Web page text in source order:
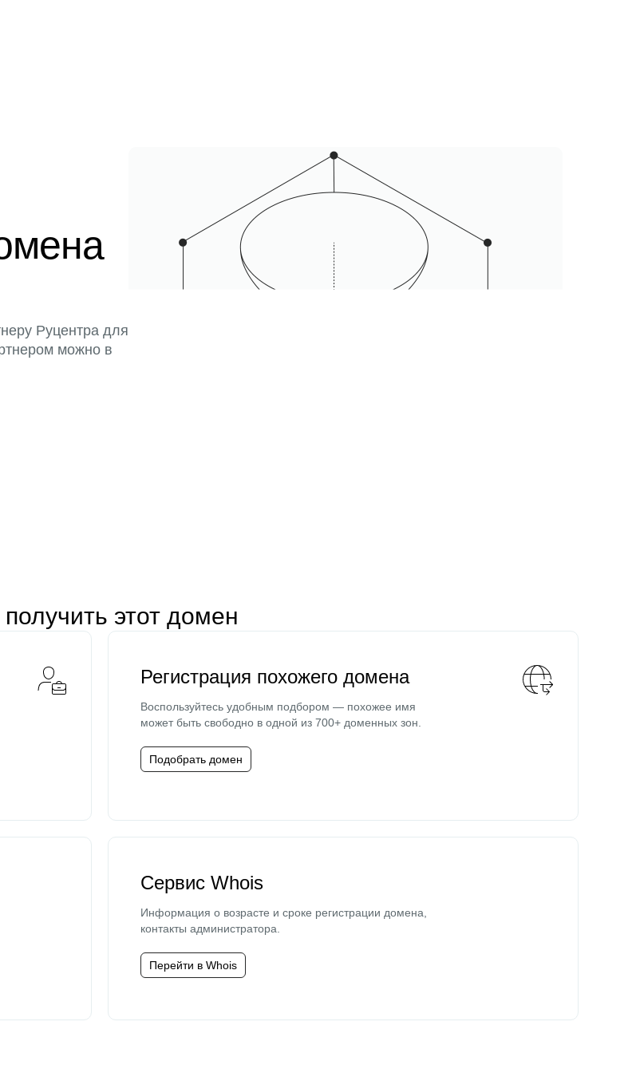
Руцентра для
можно в
получить этот домен
Регистрация похожего домена
Воспользуйтесь удобным подбором — похожее имя
может быть свободно в одной из 700+ доменных зон.
Подобрать домен
Сервис Whois
Информация о возрасте и сроке регистрации домена,
контакты администратора.
Перейти в Whois